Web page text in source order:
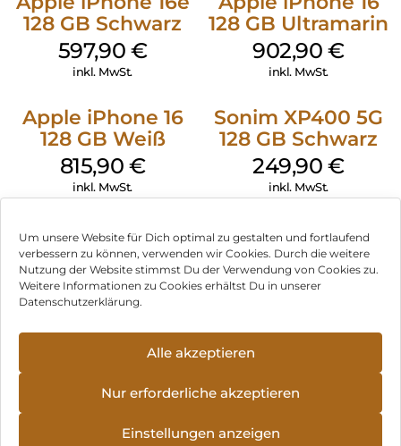
Um unsere Website für Dich optimal zu gestalten und fortlaufend
verbessern zu können, verwenden wir Cookies. Durch die weitere
Nutzung der Website stimmst Du der Verwendung von Cookies zu.
Weitere Informationen zu Cookies erhältst Du in unserer
Datenschutzerklärung.
Alle akzeptieren
Nur erforderliche akzeptieren
Einstellungen anzeigen
128 GB Schwarz
597,90 €
inkl. MwSt.
128 GB Ultramarin
902,90€
inkl. MwSt.
Apple iPhone 16
128 GB Weiß
815,90 €
inkl. MwSt.
Sonim XP400 5G
128 GB Schwarz
249,90€
inkl. MwSt.
Impressum
Hinweis zur Batterieentsorgung